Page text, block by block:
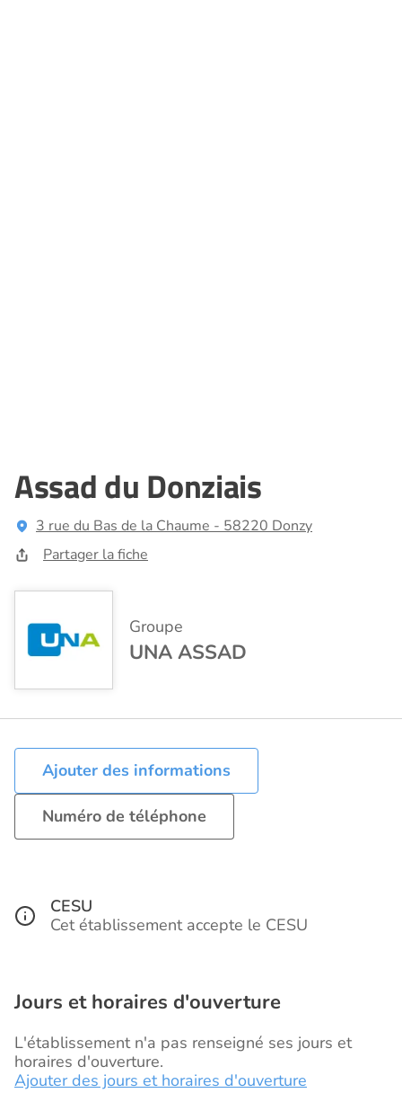
Assad du Donziais
3 rue du Bas de la Chaume - 58220 Donzy
Partager la fiche
Groupe
UNA ASSAD
Ajouter des informations
Numéro de téléphone
CESU
Cet établissement accepte le CESU
Jours et horaires d'ouverture
L'établissement n'a pas renseigné ses jours et
horaires d'ouverture.
Ajouter des jours et horaires d'ouverture